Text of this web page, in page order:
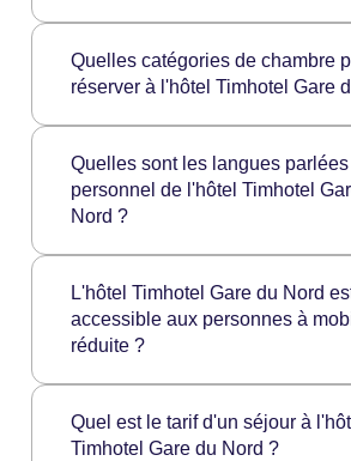
L'hôtel Timhotel Gare du Nord ne
de parking privé. Néanmoins, vous
quelques mètres de l'hotel.
Quelles catégories de chambre
réserver à l'hôtel Timhotel Gare
catégories de chambre suivantes :
Chambre Confort Individuelle
Chambre Confort Double
Quelles sont les langues
personnel de l'hôtel Timhotel
Nord ?
Le personnel du Timhotel Gare du
les langues suivantes : Français,
L'hôtel Timhotel Gare du Nord
accessible aux personnes à
réduite ?
L'hôtel Timhotel Gare du Nord n'est
accessible aux personnes à mobilité
Quel est le tarif d'un séjour à
Timhotel Gare du Nord ?